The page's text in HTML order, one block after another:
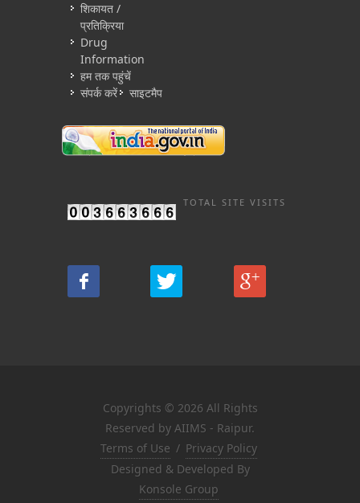
शिकायत /
प्रतिक्रिया
Drug
Information
हम तक पहुंचें
संपर्क करें
साइटमैप
TOTAL SITE VISITS
Copyrights © 2026 All Rights
Reserved by AIIMS - Raipur.
Terms of Use / Privacy Policy
Designed & Developed By
Konsole Group